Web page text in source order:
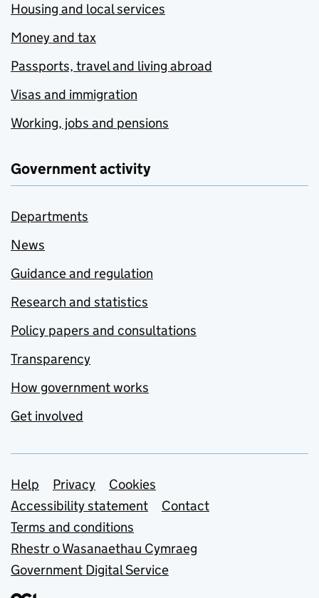
Housing and local services
Money and tax
Passports, travel and living abroad
Visas and immigration
Working, jobs and pensions
Government activity
Departments
News
Guidance and regulation
Research and statistics
Policy papers and consultations
Transparency
How government works
Get involved
Support links
Help Privacy
Cookies
Accessibility statement
Contact
Terms and conditions
Rhestr o Wasanaethau Cymraeg
Government Digital Service